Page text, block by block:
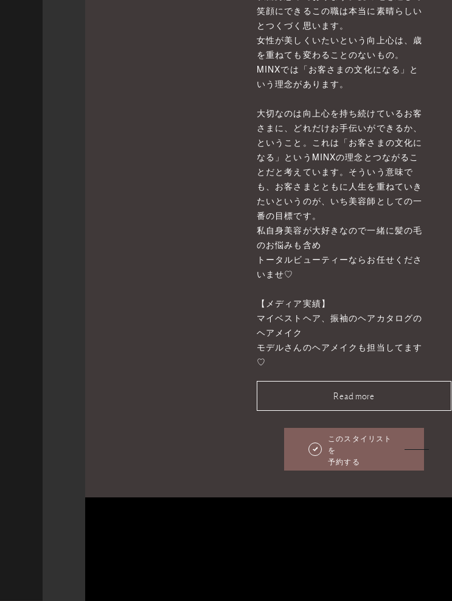
笑顔にできるこの職は本当に素晴らしい
とつくづく思います。
女性が美しくいたいという向上心は、歳
を重ねても変わることのないもの。
MINXでは「お客さまの文化になる」と
いう理念があります。
大切なのは向上心を持ち続けているお客
さまに、どれだけお手伝いができるか、
ということ。これは「お客さまの文化に
なる」というMINXの理念とつながるこ
とだと考えています。そういう意味で
も、お客さまとともに人生を重ねていき
たいというのが、いち美容師としての一
番の目標です。
私自身美容が大好きなので一緒に髪の毛
のお悩みも含め
トータルビューティーならお任せくださ
いませ♡
【メディア実績】
マイベストヘア、振袖のヘアカタログの
ヘアメイク
モデルさんのヘアメイクも担当してます
♡
Read more
このスタイリスト
を
予約する